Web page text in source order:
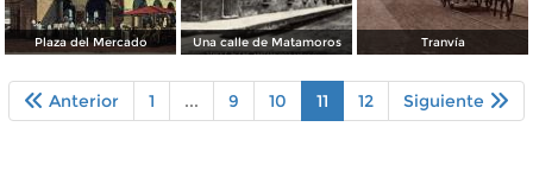
Plaza del Mercado Una calle de Matamoros Tranvía
Anterior 1 ... 9 10 11 12 Siguiente